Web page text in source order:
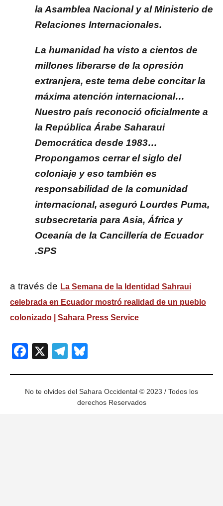
la Asamblea Nacional y al Ministerio de
Relaciones Internacionales.
La humanidad ha visto a cientos de
millones liberarse de la opresión
extranjera, este tema debe concitar la
máxima atención internacional…
Nuestro país reconoció oficialmente a
la República Árabe Saharaui
Democrática desde 1983…
Propongamos cerrar el siglo del
coloniaje y eso también es
responsabilidad de la comunidad
internacional, aseguró Lourdes Puma,
subsecretaria para Asia, África y
Oceanía de la Cancillería de Ecuador
.SPS
a través de La Semana de la Identidad Sahraui
celebrada en Ecuador mostró realidad de un pueblo
colonizado | Sahara Press Service
Facebook
X Telegram
No te olvides del Sahara Occidental © 2023 / Todos los
derechos Reservados